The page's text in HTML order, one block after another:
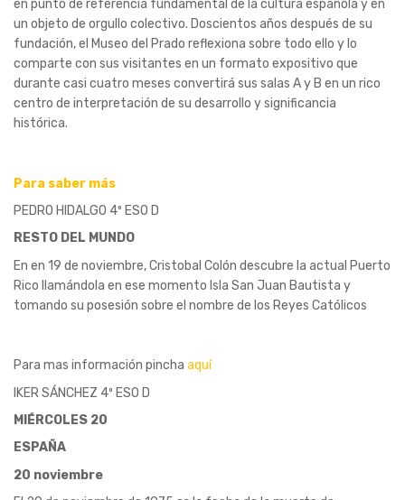
en punto de referencia fundamental de la cultura española y en
un objeto de orgullo colectivo. Doscientos años después de su
fundación, el Museo del Prado reflexiona sobre todo ello y lo
comparte con sus visitantes en un formato expositivo que
durante casi cuatro meses convertirá sus salas A y B en un rico
centro de interpretación de su desarrollo y significancia
histórica.
Para saber más
PEDRO HIDALGO 4º ESO D
RESTO DEL MUNDO
En en 19 de noviembre, Cristobal Colón descubre la actual Puerto
Rico llamándola en ese momento Isla San Juan Bautista y
tomando su posesión sobre el nombre de los Reyes Católicos
Para mas información pincha aquí
IKER SÁNCHEZ 4º ESO D
MIÉRCOLES 20
ESPAÑA
20 noviembre